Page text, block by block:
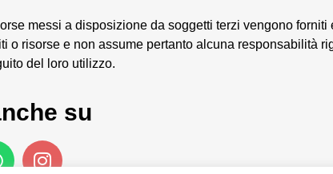
messi a disposizione da soggetti terzi vengono
o risorse e non assume pertanto alcuna responsabilità
del loro utilizzo.
su